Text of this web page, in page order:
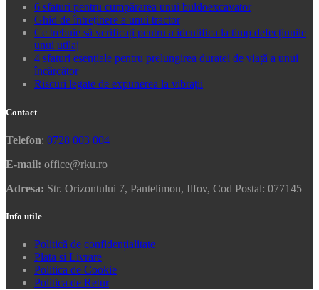
6 sfaturi pentru cumpărarea unui buldoexcavator
Ghid de întreținere a unui tractor
Ce trebuie să verificați pentru a identifica la timp defecțiunile
unui utilaj
4 sfaturi esențiale pentru prelungirea duratei de viață a unui
încărcător
Riscuri legate de expunerea la vibrații
Contact
Telefon: 0728 003 004
E-mail: office@rku.ro
Adresa: Str. Orizontului 7, Pantelimon, Ilfov, Cod Postal: 077145
Info utile
Politică de confidențialitate
Plata si Livrare
Politica de Cookie
Politica de Retur